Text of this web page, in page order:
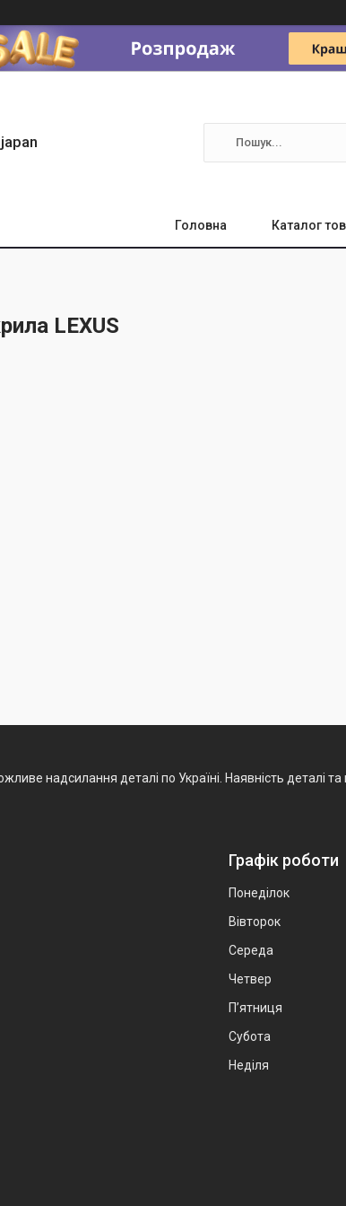
Головна Каталог
LEXUS
надсилання деталі по Україні. Наявність деталі
Графік роботи
Понеділок
Вівторок
Середа
Четвер
Пʼятниця
Субота
Неділя